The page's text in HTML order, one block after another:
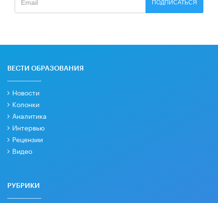
ПОДПИСАТЬСЯ
ВЕСТИ ОБРАЗОВАНИЯ
Новости
Колонки
Аналитика
Интервью
Рецензии
Видео
РУБРИКИ